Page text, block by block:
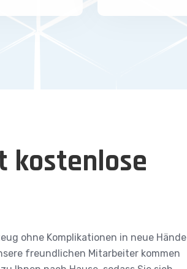
kostenlose
ohne Komplikationen in neue Hände
freundlichen Mitarbeiter kommen